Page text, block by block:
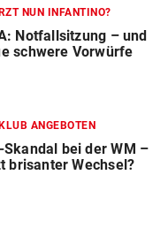
NUN INFANTINO?
Notfallsitzung – und
schwere Vorwürfe
ANGEBOTEN
Skandal bei der WM –
brisanter Wechsel?